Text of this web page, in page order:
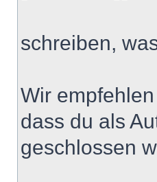
schreiben,
Wir
dass du als
geschlossen